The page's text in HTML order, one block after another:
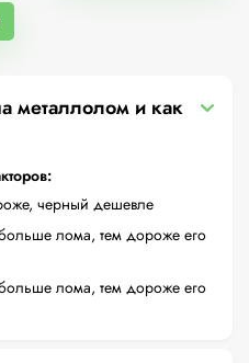
металлолом и как
черный дешевле
лома, тем дороже его
лома, тем дороже его